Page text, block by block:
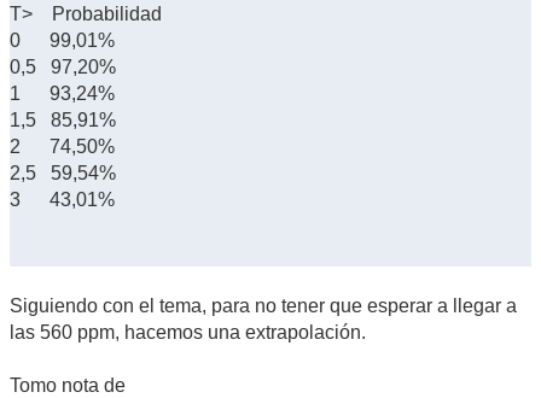
T> Probabilidad
0 99,01%
0,5 97,20%
1 93,24%
1,5 85,91%
2 74,50%
2,5 59,54%
3 43,01%
Siguiendo con el tema, para no tener que esperar a llegar a
las 560 ppm, hacemos una extrapolación.
Tomo nota de